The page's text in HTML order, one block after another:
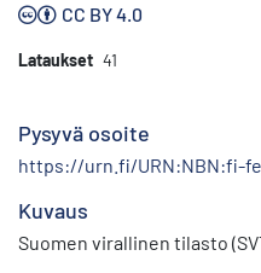
CC BY 4.0
Lataukset 41
Pysyvä osoite
https://urn.fi/URN:NBN:fi-
Kuvaus
Suomen virallinen tilasto